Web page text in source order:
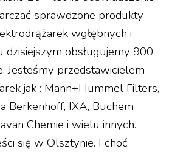
sprawdzone produkty
wgłębnych i
obsługujemy 900
Jesteśmy przedstawicielem
jak : Mann+Hummel Filters,
Berkenhoff, IXA, Buchem
Chemie i wielu innych.
się w Olsztynie. I choć